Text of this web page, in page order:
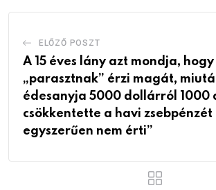
ELŐZŐ POSZT
A 15 éves lány azt mondja, hogy
„parasztnak” érzi magát,
édesanyja 5000 dollárról 1000
csökkentette a havi zsebpénzét
egyszerűen nem érti”